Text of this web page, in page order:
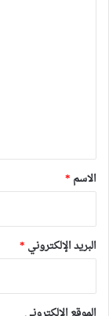
*
الاسم *
البريد الإلكتروني *